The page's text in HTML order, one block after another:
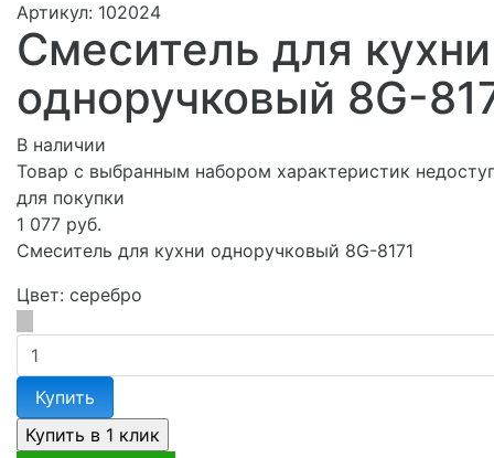
Артикул: 102024
Смеситель для кухни
одноручковый 8G-
В наличии
Товар с выбранным набором характеристик
для покупки
1 077 руб.
Смеситель для кухни одноручковый 8G-8171
Цвет: серебро
Купить